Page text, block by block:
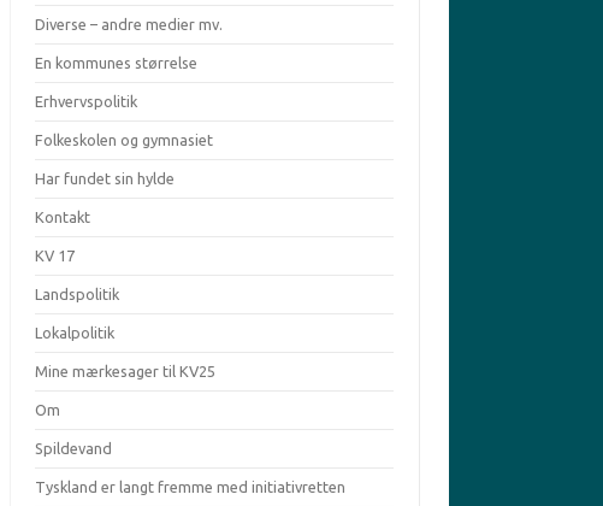
Diverse – andre medier mv.
En kommunes størrelse
Erhvervspolitik
Folkeskolen og gymnasiet
Har fundet sin hylde
Kontakt
KV 17
Landspolitik
Lokalpolitik
Mine mærkesager til KV25
Om
Spildevand
Tyskland er langt fremme med initiativretten